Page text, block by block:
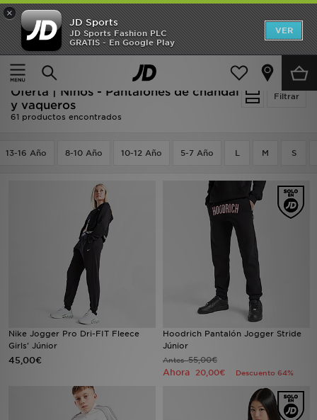
×
JD Sports
JD Sports Fashion PLC
GRATIS - En Google Play
VER
Página principal
Niños
Ropa juvenil (8-15 años)
Filtrar
Oferta | Niños - Pantalones de chándal
y vaqueros
61 productos encontrados
13-16 Año 8-10 Año 10-12 Año 5-7 Año L M S
Nike Jogger Pro Dri-FIT Fleece
Girls' Júnior
45,00€
Hoodrich Pantalón Jogger Stride
Júnior
Antes55,00€
Ahora 20,00€ Descuento 64%
Hombre
Mujer
Niños
Accesorios
Estilo
Deportes & Fitness
TARJETA REGALO
MI JD